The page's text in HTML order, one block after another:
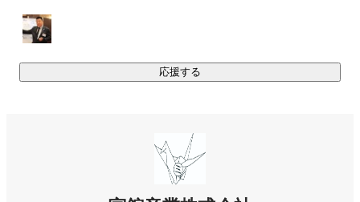
にいても、いつでもアクセス可能なオンラインプラットフォ
ームを通じて、世界中の人々が英語を学ぶ機会を広げ、より
す。
https://study.shakehands.school/
応援する